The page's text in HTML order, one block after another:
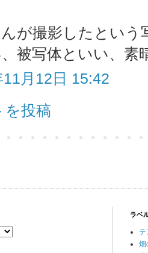
が撮影したという
被写体といい、素
月12日 15:42
を投稿
ラベ
畑